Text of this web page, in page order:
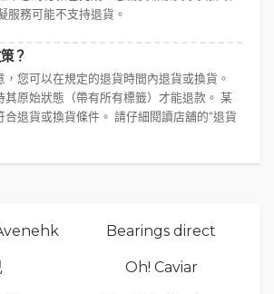
服務可能不支持退貨。
？
您可以在規定的退貨時間內退貨或換貨。
其原始狀態（帶有所有標籤）才能退款。 某
退貨或換貨條件。 請仔細閱讀店舖的“退貨
Bearings direct
Oh! Caviar